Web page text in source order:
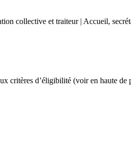
collective et traiteur | Accueil,
critères d’éligibilité (voir en haute